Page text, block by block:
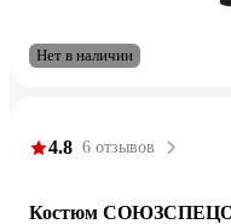
Нет в наличии
4.8 6 отзывов
Костюм